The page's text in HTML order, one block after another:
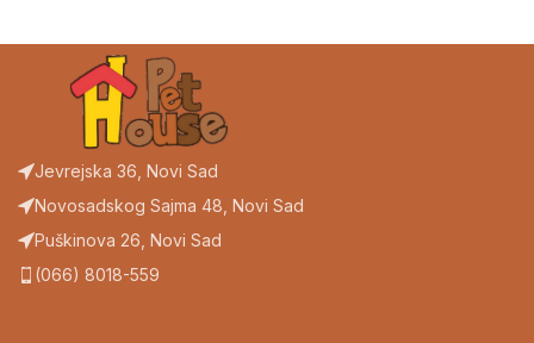
Jevrejska 36, Novi Sad
Novosadskog Sajma 48, Novi Sad
Puškinova 26, Novi Sad
(066) 8018-559